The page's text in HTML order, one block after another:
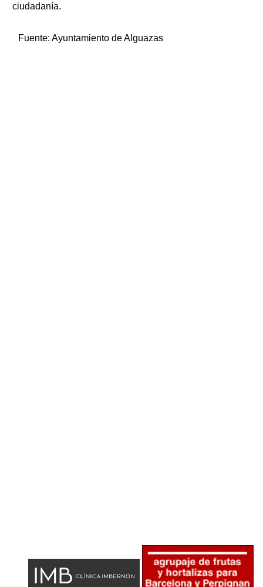
ciudadanía.
Fuente: Ayuntamiento de Alguazas